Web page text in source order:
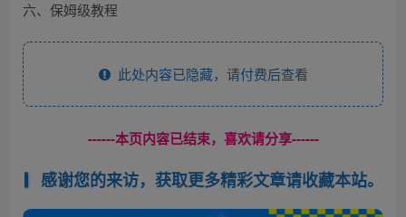
六、保姆级教程
此处内容已隐藏，请付费后查看
------本页内容已结束，喜欢请分享------
感谢您的来访，获取更多精彩文章请收藏本站。